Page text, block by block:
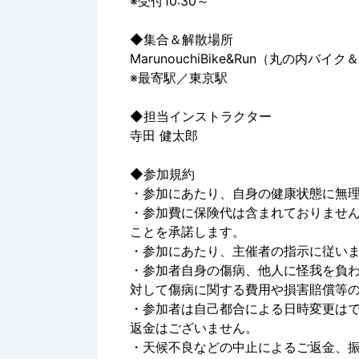
◆集合＆解散場所
MarunouchiBike&Run（丸の内バイク
※最寄駅／東京駅
◆担当インストラクター
寺田 健太郎
◆参加規約
・参加にあたり、自身の健康状態に無
・参加費に保険代は含まれておりませ
ことを承諾します。
・参加にあたり、主催者の指示に従い
・参加者自身の傷病、他人に怪我を負
対して傷病に関する費用や損害賠償等
・参加者は自己都合による日時変更は
返金はございません。
・天候不良などの中止によるご返金、